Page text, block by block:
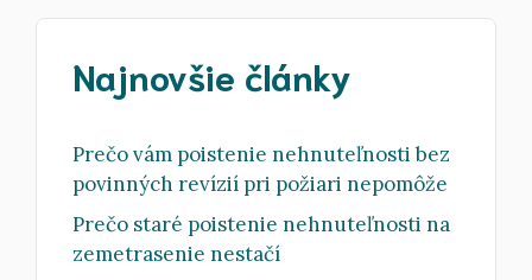
Najnovšie články
Prečo vám poistenie nehnuteľnosti bez
povinných revízií pri požiari nepomôže
Prečo staré poistenie nehnuteľnosti na
zemetrasenie nestačí